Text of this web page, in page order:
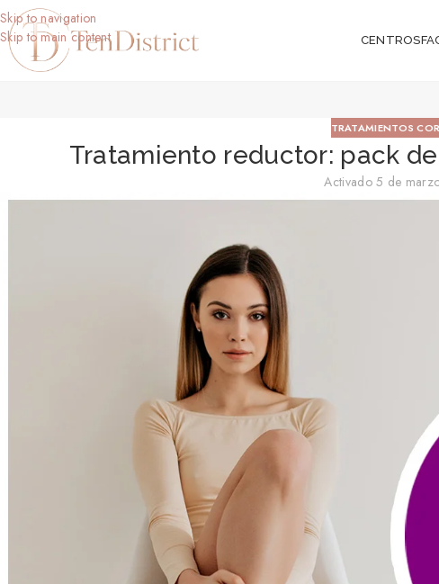
Skip to navigation
Skip to main content
CENTROS
TRATAMIENTOS
Tratamiento reductor: pack
Activado 5 de